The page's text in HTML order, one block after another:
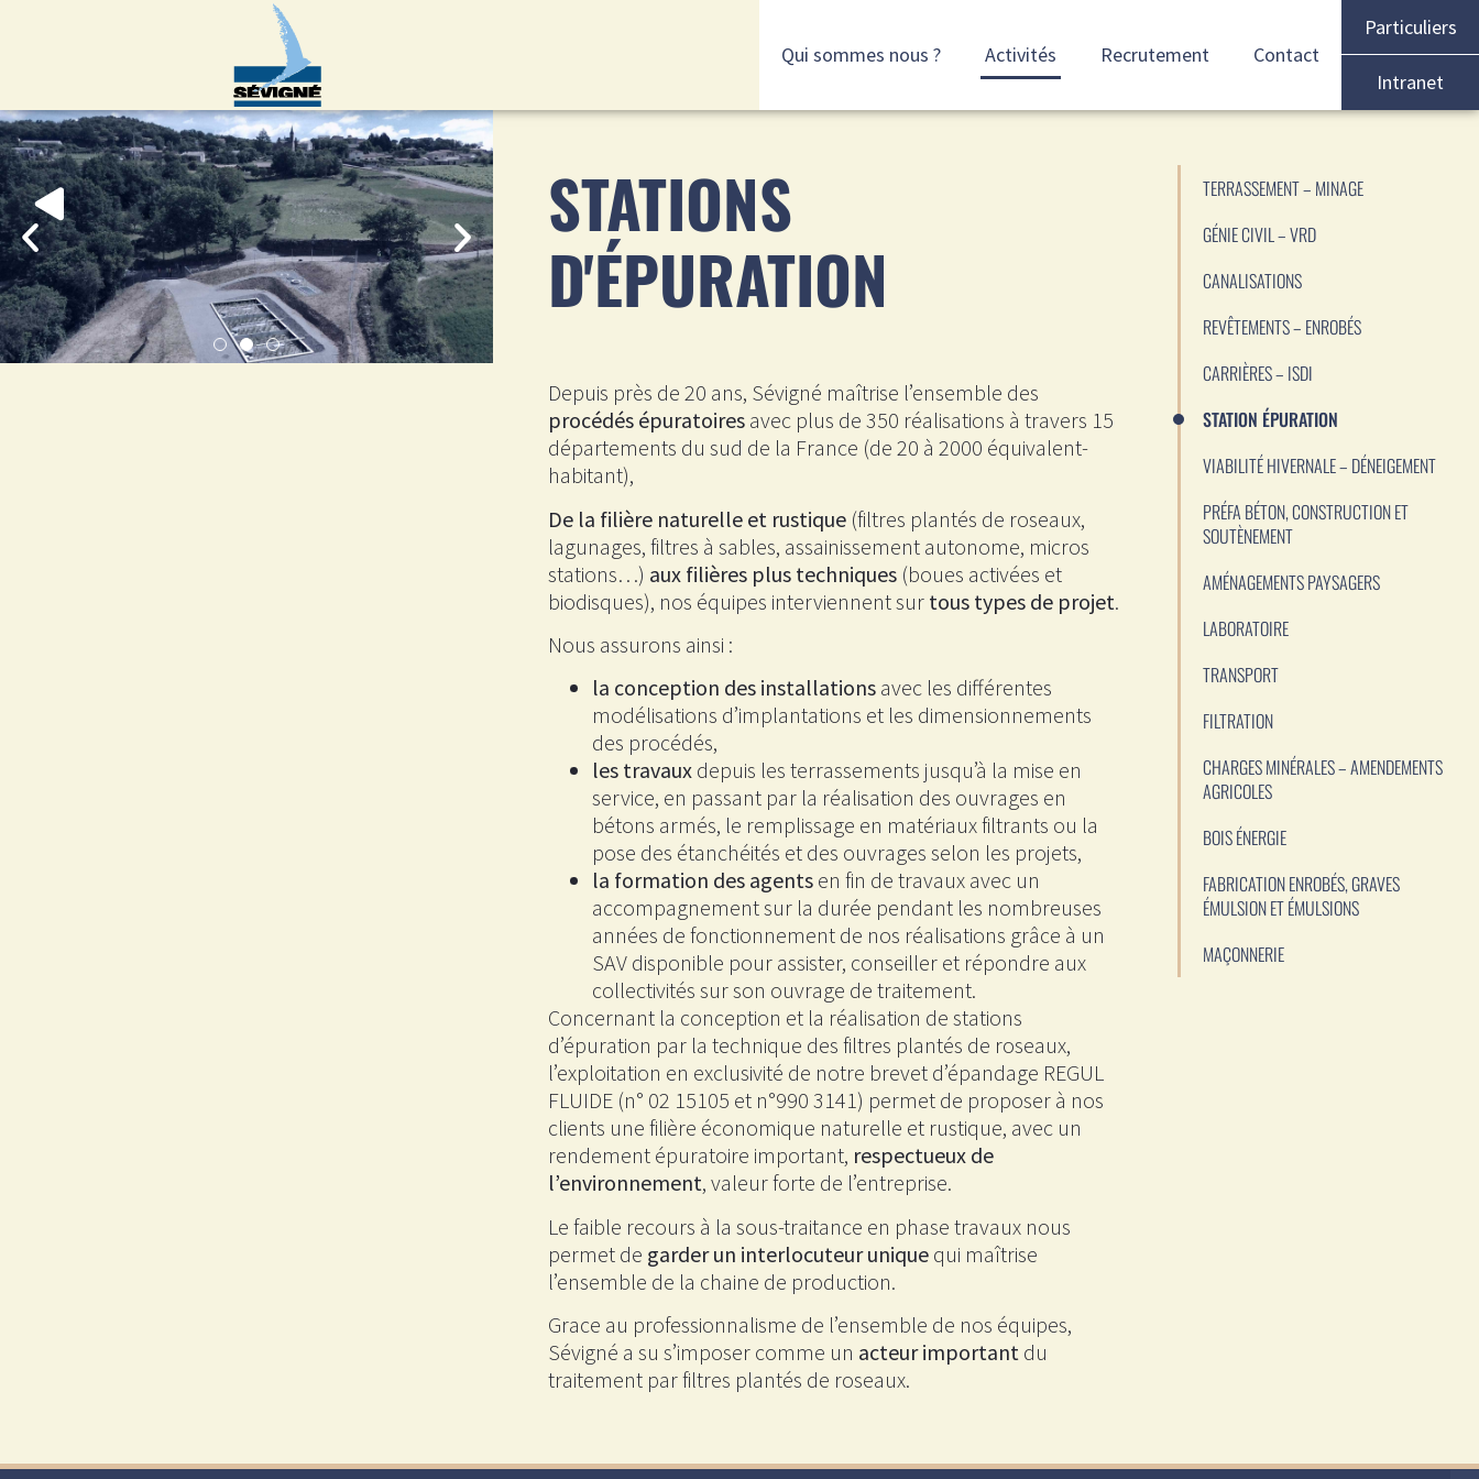
Qui sommes nous ? Activités Recrutement Contact
Particuliers
Intranet
STATIONS
D'ÉPURATION
Depuis près de 20 ans, Sévigné maîtrise l’ensemble des
procédés épuratoiresavec plus de 350 réalisations à travers 15
départements du sud de la France (de 20 à 2000 équivalent-
habitant),
De la filière naturelle et rustique(filtres plantés de roseaux,
lagunages, filtres à sables, assainissement autonome, micros
stations…) aux filières plus techniques(boues activées et
biodisques), nos équipes interviennent sur tous types de projet.
Nous assurons ainsi :
la conception des installationsavec les différentes
modélisations d’implantations et les dimensionnements
des procédés,
les travauxdepuis les terrassements jusqu’à la mise en
service, en passant par la réalisation des ouvrages en
bétons armés, le remplissage en matériaux filtrants ou la
pose des étanchéités et des ouvrages selon les projets,
la formation des agentsen fin de travaux avec un
accompagnement sur la durée pendant les nombreuses
années de fonctionnement de nos réalisations grâce à un
SAV disponible pour assister, conseiller et répondre aux
collectivités sur son ouvrage de traitement.
Concernant la conception et la réalisation de stations
d’épuration par la technique des filtres plantés de roseaux,
l’exploitation en exclusivité de notre brevet d’épandage REGUL
FLUIDE (n° 02 15105 et n°990 3141) permet de proposer à nos
clients une filière économique naturelle et rustique, avec un
rendement épuratoire important, respectueux de
l’environnement, valeur forte de l’entreprise.
Le faible recours à la sous-traitance en phase travaux nous
permet de garder un interlocuteur uniquequi maîtrise
l’ensemble de la chaine de production.
Grace au professionnalisme de l’ensemble de nos équipes,
Sévigné a su s’imposer comme un acteur importantdu
traitement par filtres plantés de roseaux.
TERRASSEMENT – MINAGE
GÉNIE CIVIL – VRD
CANALISATIONS
REVÊTEMENTS – ENROBÉS
CARRIÈRES – ISDI
STATION ÉPURATION
VIABILITÉ HIVERNALE – DÉNEIGEMENT
PRÉFA BÉTON, CONSTRUCTION ET
SOUTÈNEMENT
AMÉNAGEMENTS PAYSAGERS
LABORATOIRE
TRANSPORT
FILTRATION
CHARGES MINÉRALES – AMENDEMENTS
AGRICOLES
BOIS ÉNERGIE
FABRICATION ENROBÉS, GRAVES
ÉMULSION ET ÉMULSIONS
MAÇONNERIE